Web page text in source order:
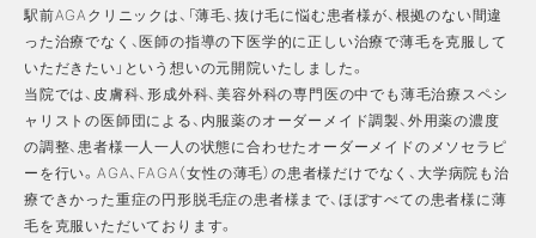
駅前AGAクリニックは、「薄毛、抜け毛に悩む患者様が、根拠のない間違
った治療でなく、医師の指導の下医学的に正しい治療で薄毛を克服して
いただきたい」という想いの元開院いたしました。
当院では、皮膚科、形成外科、美容外科の専門医の中でも薄毛治療スペシ
ャリストの医師団による、内服薬のオーダーメイド調製、外用薬の濃度
の調整、患者様一人一人の状態に合わせたオーダーメイドのメソセラピ
ーを行い。AGA、FAGA（女性の薄毛）の患者様だけでなく、大学病院も治
療できかった重症の円形脱毛症の患者様まで、ほぼすべての患者様に薄
毛を克服いただいております。